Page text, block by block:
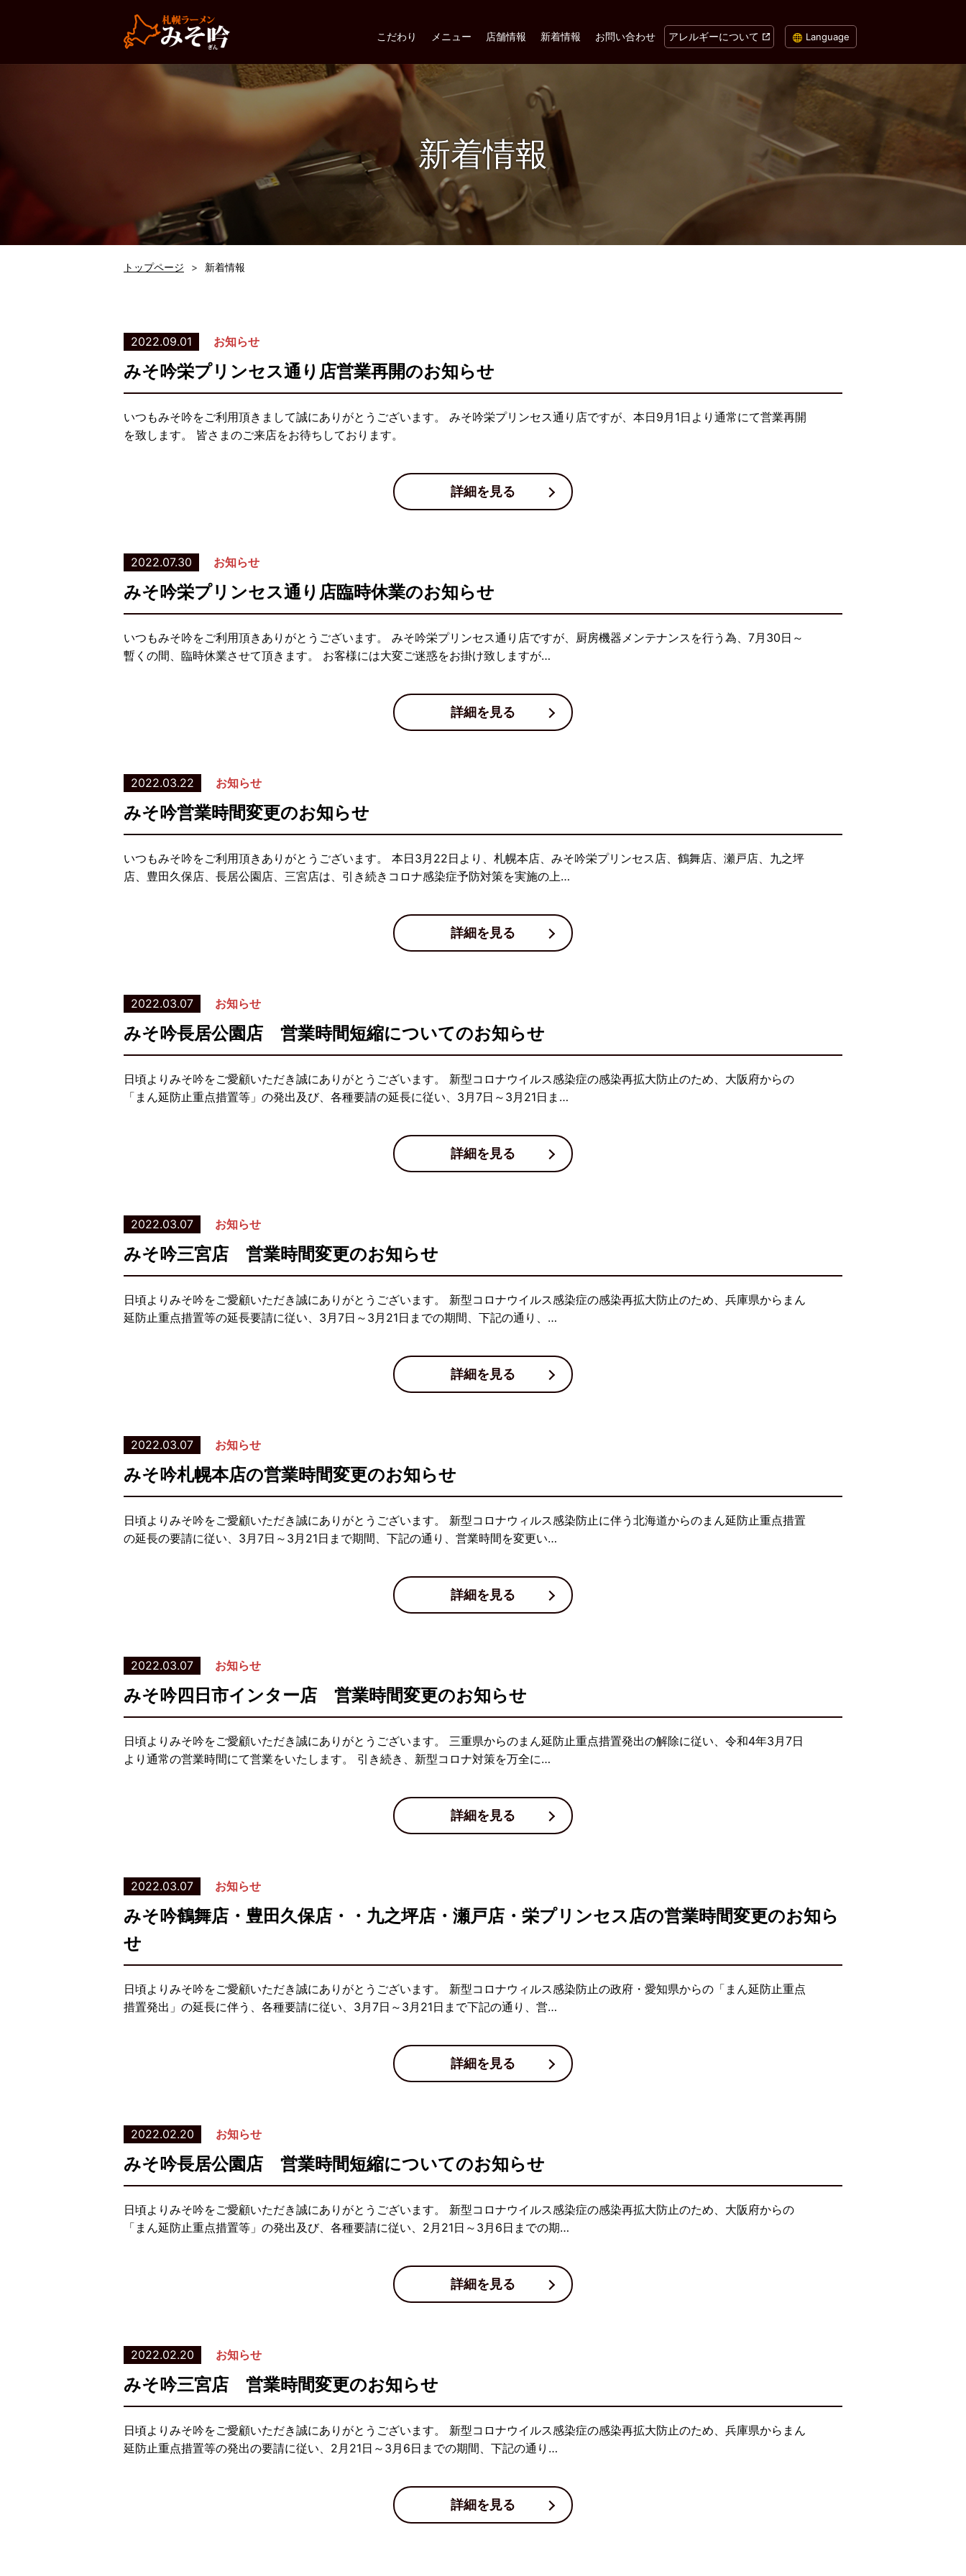
Language
こだわり メニュー 店舗情報 新着情報 お問い合わせ アレルギーについて
新着情報
トップページ 新着情報
2022.09.01 お知らせ
みそ吟栄プリンセス通り店営業再開のお知らせ
いつもみそ吟をご利用頂きまして誠にありがとうございます。 みそ吟栄プリンセス通り店ですが、本日9月1日より通常にて営業再開
を致します。 皆さまのご来店をお待ちしております。
詳細を見る
2022.07.30 お知らせ
みそ吟栄プリンセス通り店臨時休業のお知らせ
いつもみそ吟をご利用頂きありがとうございます。 みそ吟栄プリンセス通り店ですが、厨房機器メンテナンスを行う為、7月30日～
暫くの間、臨時休業させて頂きます。 お客様には大変ご迷惑をお掛け致しますが…
詳細を見る
2022.03.22 お知らせ
みそ吟営業時間変更のお知らせ
いつもみそ吟をご利用頂きありがとうございます。 本日3月22日より、札幌本店、みそ吟栄プリンセス店、鶴舞店、瀬戸店、九之坪
店、豊田久保店、長居公園店、三宮店は、引き続きコロナ感染症予防対策を実施の上…
詳細を見る
2022.03.07 お知らせ
みそ吟長居公園店 営業時間短縮についてのお知らせ
日頃よりみそ吟をご愛顧いただき誠にありがとうございます。 新型コロナウイルス感染症の感染再拡大防止のため、大阪府からの
「まん延防止重点措置等」の発出及び、各種要請の延長に従い、3月7日～3月21日ま…
詳細を見る
2022.03.07 お知らせ
みそ吟三宮店 営業時間変更のお知らせ
日頃よりみそ吟をご愛顧いただき誠にありがとうございます。 新型コロナウイルス感染症の感染再拡大防止のため、兵庫県からまん
延防止重点措置等の延長要請に従い、3月7日～3月21日までの期間、下記の通り、…
詳細を見る
2022.03.07 お知らせ
みそ吟札幌本店の営業時間変更のお知らせ
日頃よりみそ吟をご愛顧いただき誠にありがとうございます。 新型コロナウィルス感染防止に伴う北海道からのまん延防止重点措置
の延長の要請に従い、3月7日～3月21日まで期間、下記の通り、営業時間を変更い…
詳細を見る
2022.03.07 お知らせ
みそ吟四日市インター店 営業時間変更のお知らせ
日頃よりみそ吟をご愛顧いただき誠にありがとうございます。 三重県からのまん延防止重点措置発出の解除に従い、令和4年3月7日
より通常の営業時間にて営業をいたします。 引き続き、新型コロナ対策を万全に…
詳細を見る
2022.03.07 お知らせ
みそ吟鶴舞店・豊田久保店・・九之坪店・瀬戸店・栄プリンセス店の営業時間変更のお知ら
せ
日頃よりみそ吟をご愛顧いただき誠にありがとうございます。 新型コロナウィルス感染防止の政府・愛知県からの「まん延防止重点
措置発出」の延長に伴う、各種要請に従い、3月7日～3月21日まで下記の通り、営…
詳細を見る
2022.02.20 お知らせ
みそ吟長居公園店 営業時間短縮についてのお知らせ
日頃よりみそ吟をご愛顧いただき誠にありがとうございます。 新型コロナウイルス感染症の感染再拡大防止のため、大阪府からの
「まん延防止重点措置等」の発出及び、各種要請に従い、2月21日～3月6日までの期…
詳細を見る
2022.02.20 お知らせ
みそ吟三宮店 営業時間変更のお知らせ
日頃よりみそ吟をご愛顧いただき誠にありがとうございます。 新型コロナウイルス感染症の感染再拡大防止のため、兵庫県からまん
延防止重点措置等の発出の要請に従い、2月21日～3月6日までの期間、下記の通り…
詳細を見る